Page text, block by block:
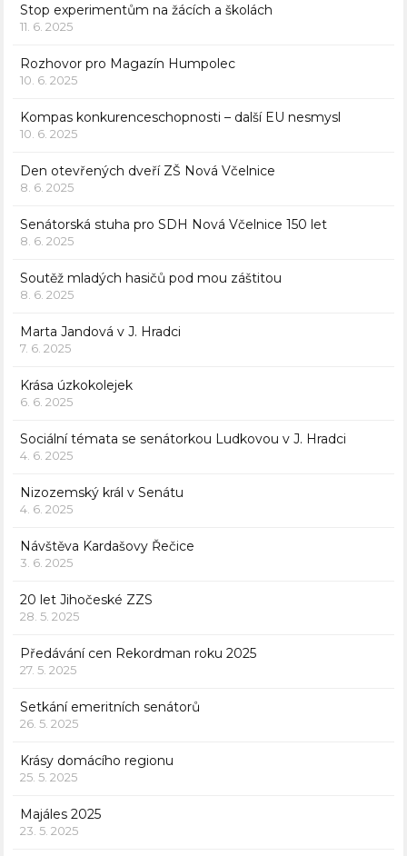
Stop experimentům na žácích a školách
11. 6. 2025
Rozhovor pro Magazín Humpolec
10. 6. 2025
Kompas konkurenceschopnosti – další EU nesmysl
10. 6. 2025
Den otevřených dveří ZŠ Nová Včelnice
8. 6. 2025
Senátorská stuha pro SDH Nová Včelnice 150 let
8. 6. 2025
Soutěž mladých hasičů pod mou záštitou
8. 6. 2025
Marta Jandová v J. Hradci
7. 6. 2025
Krása úzkokolejek
6. 6. 2025
Sociální témata se senátorkou Ludkovou v J. Hradci
4. 6. 2025
Nizozemský král v Senátu
4. 6. 2025
Návštěva Kardašovy Řečice
3. 6. 2025
20 let Jihočeské ZZS
28. 5. 2025
Předávání cen Rekordman roku 2025
27. 5. 2025
Setkání emeritních senátorů
26. 5. 2025
Krásy domácího regionu
25. 5. 2025
Majáles 2025
23. 5. 2025